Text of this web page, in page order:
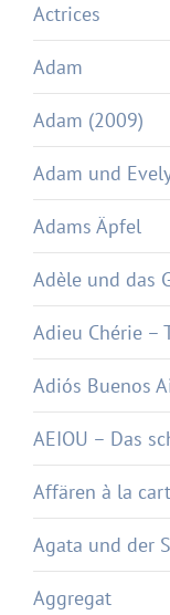
Actrices
Adam
Adam (2009)
Adam und
Adams Äpfel
Adèle und das
Adieu Chérie –
Adiós Buenos
AEIOU – Das
Affären à la
Agata und der
Aggregat